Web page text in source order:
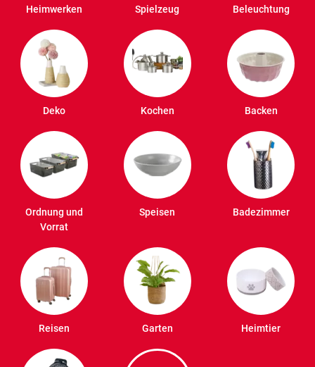
Heimwerken Spielzeug Beleuchtung
Deko Kochen Backen
Ordnung und
Vorrat
Speisen Badezimmer
Reisen Garten Heimtier